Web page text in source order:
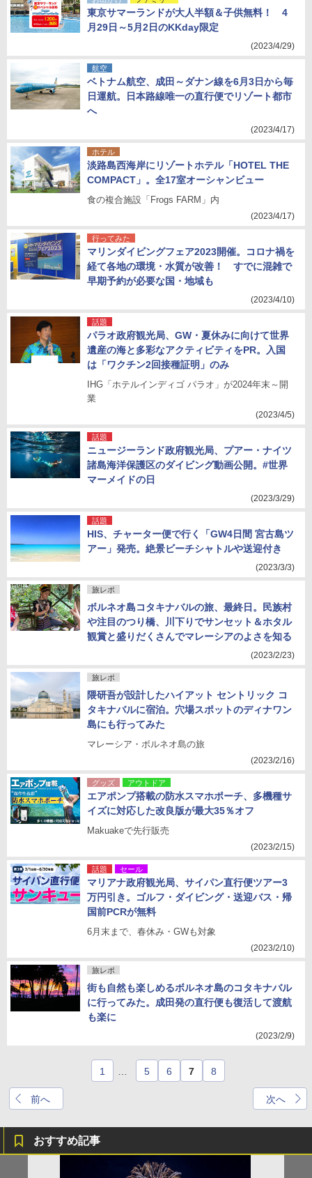
東京サマーランドが大人半額＆子供無料！ 4
月29日～5月2日のKKday限定
(2023/4/29)
航空
ベトナム航空、成田～ダナン線を6月3日から毎
日運航。日本路線唯一の直行便でリゾート都市
へ
(2023/4/17)
ホテル
淡路島西海岸にリゾートホテル「HOTEL THE
COMPACT」。全17室オーシャンビュー
食の複合施設「Frogs FARM」内
(2023/4/17)
行ってみた
マリンダイビングフェア2023開催。コロナ禍を
経て各地の環境・水質が改善！ すでに混雑で
早期予約が必要な国・地域も
(2023/4/10)
話題
パラオ政府観光局、GW・夏休みに向けて世界
遺産の海と多彩なアクティビティをPR。入国
は「ワクチン2回接種証明」のみ
IHG「ホテルインディゴ パラオ」が2024年末～開
業
(2023/4/5)
話題
ニュージーランド政府観光局、プアー・ナイツ
諸島海洋保護区のダイビング動画公開。#世界
マーメイドの日
(2023/3/29)
話題
HIS、チャーター便で行く「GW4日間 宮古島ツ
アー」発売。絶景ビーチシャトルや送迎付き
(2023/3/3)
旅レポ
ボルネオ島コタキナバルの旅、最終日。民族村
や注目のつり橋、川下りでサンセット＆ホタル
観賞と盛りだくさんでマレーシアのよさを知る
(2023/2/23)
旅レポ
隈研吾が設計したハイアット セントリック コ
タキナバルに宿泊。穴場スポットのディナワン
島にも行ってみた
マレーシア・ボルネオ島の旅
(2023/2/16)
グッズ アウトドア
エアポンプ搭載の防水スマホポーチ、多機種サ
イズに対応した改良版が最大35％オフ
Makuakeで先行販売
(2023/2/15)
話題 セール
マリアナ政府観光局、サイパン直行便ツアー3
万円引き。ゴルフ・ダイビング・送迎バス・帰
国前PCRが無料
6月末まで、春休み・GWも対象
(2023/2/10)
旅レポ
街も自然も楽しめるボルネオ島のコタキナバル
に行ってみた。成田発の直行便も復活して渡航
も楽に
(2023/2/9)
前へ
1 5 6 7 8
次へ
おすすめ記事